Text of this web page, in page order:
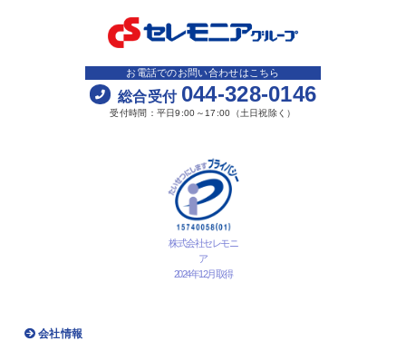
お電話でのお問い合わせはこちら
総合受付 044-328-0146
受付時間：平日9:00～17:00（土日祝除く）
株式会社セレモニ
ア
2024年12月取得
会社情報